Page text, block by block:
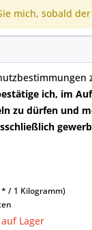
mich, sobald
ich, im
zu dürfen und
/ 1 Kilogramm)
Lager